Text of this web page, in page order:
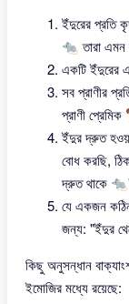
ইঁদুরের প্রতি
🐀 তারা এমন
একটি ইঁদুরের
সব প্রাণীর
প্রাণী
ইঁদুর দ্রুত
বোধ করছি,
দ্রুত থাকে
যে একজন
জন্য: "ইঁদুর
কিছু অনুসন্ধান
ইমোজির মধ্যে রয়েছে: